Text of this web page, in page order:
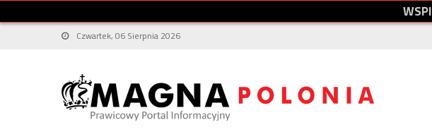
WSPI
Czwartek, 06 Sierpnia 2026